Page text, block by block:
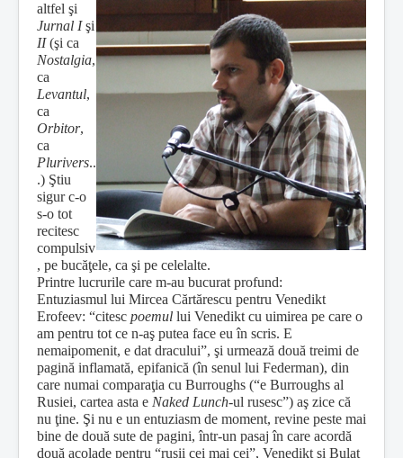
altfel şi
Jurnal Işi
II(şi ca
Nostalgia,
ca
Levantul,
ca
Orbitor,
ca
Plurivers..
.) Ştiu
sigur c-o
s-o tot
recitesc
compulsiv
, pe bucăţele, ca şi pe celelalte.
Printre lucrurile care m-au bucurat profund:
Entuziasmul lui Mircea Cărtărescu pentru Venedikt
Erofeev: “citesc poemul lui Venedikt cu uimirea pe care o
am pentru tot ce n-aş putea face eu în scris. E
nemaipomenit, e dat dracului”, şi urmează două treimi de
pagină inflamată, epifanică (în senul lui Federman), din
care numai comparaţia cu Burroughs (“e Burroughs al
Rusiei, cartea asta e Naked Lunch-ul rusesc”) aş zice că
nu ţine. Şi nu e un entuziasm de moment, revine peste mai
bine de două sute de pagini, într-un pasaj în care acordă
două acolade pentru “ruşii cei mai cei”, Venedikt şi Bulat